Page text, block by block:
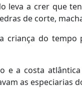
leva a crer que
de corte,
criança do tempo
a costa
as especiarias